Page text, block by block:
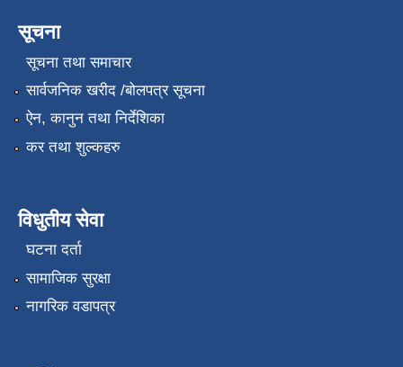
सूचना
सूचना तथा समाचार
सार्वजनिक खरीद /बोलपत्र सूचना
ऐन, कानुन तथा निर्देशिका
कर तथा शुल्कहरु
विधुतीय सेवा
घटना दर्ता
सामाजिक सुरक्षा
नागरिक वडापत्र